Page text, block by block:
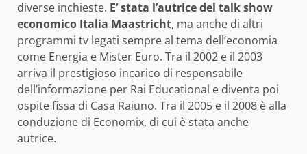
diverse inchieste. E’ stata l’autrice del talk show
economico Italia Maastricht, ma anche di altri
programmi tv legati sempre al tema dell’economia
come Energia e Mister Euro. Tra il 2002 e il 2003
arriva il prestigioso incarico di responsabile
dell’informazione per Rai Educational e diventa poi
ospite fissa di Casa Raiuno. Tra il 2005 e il 2008 è alla
conduzione di Economix, di cui è stata anche
autrice.